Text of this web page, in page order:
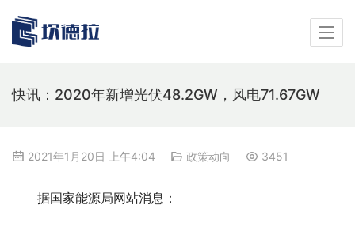
快讯：2020年新增光伏48.2GW，风电71.67GW
2021年1月20日 上午4:04 政策动向 3451
据国家能源局网站消息：